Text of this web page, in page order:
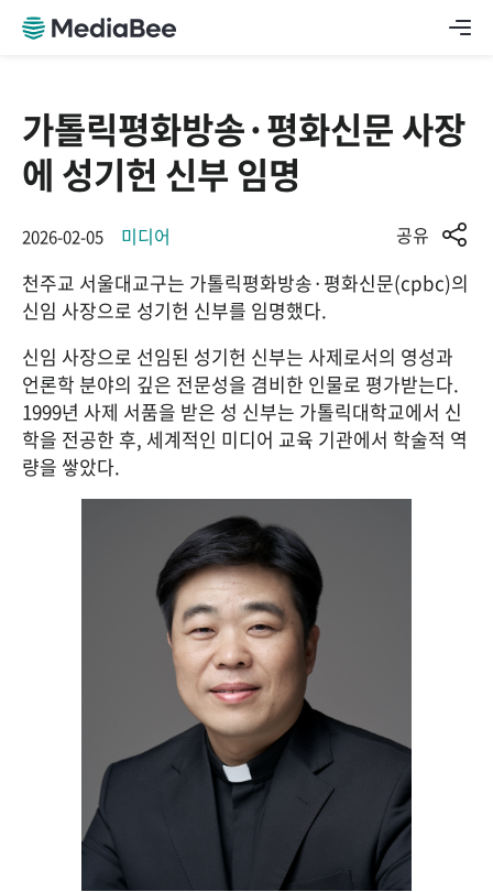
가톨릭평화방송·평화신문 사장
에 성기헌 신부 임명
2026-02-05 미디어 공유
천주교 서울대교구는 가톨릭평화방송·평화신문(cpbc)의
신임 사장으로 성기헌 신부를 임명했다.
신임 사장으로 선임된 성기헌 신부는 사제로서의 영성과
언론학 분야의 깊은 전문성을 겸비한 인물로 평가받는다.
1999년 사제 서품을 받은 성 신부는 가톨릭대학교에서 신
학을 전공한 후, 세계적인 미디어 교육 기관에서 학술적 역
량을 쌓았다.